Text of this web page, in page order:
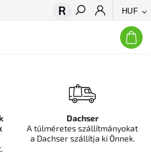
HUF
Keresés
Dachser
A túlméretes szállítmányokat
a Dachser szállítja ki Önnek.